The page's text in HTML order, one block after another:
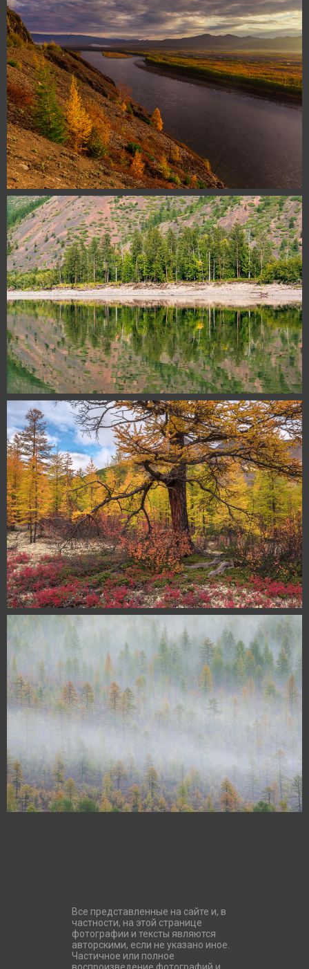
Все представленные на сайте и, в
частности, на этой странице
фотографии и тексты являются
авторскими, если не указано иное.
Частичное или полное